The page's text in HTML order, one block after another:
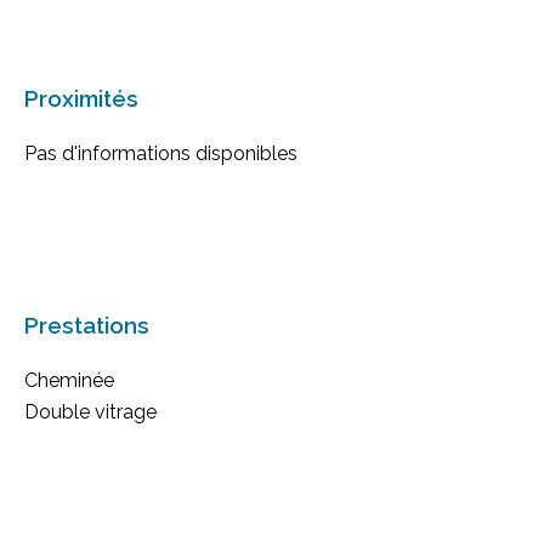
Proximités
Pas d'informations disponibles
Prestations
Cheminée
Double vitrage